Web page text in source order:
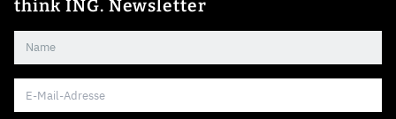
think ING. Newsletter